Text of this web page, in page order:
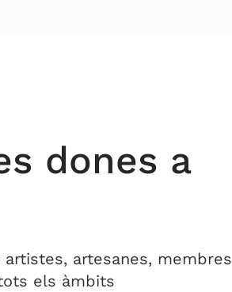
dones a
artesanes, membres
els àmbits